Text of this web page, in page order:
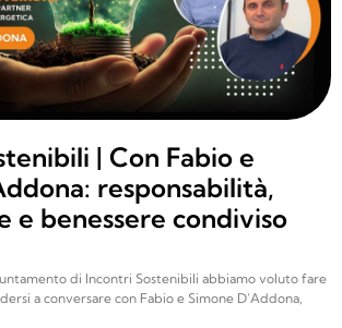
| Con Fabio e
responsabilità,
e benessere condiviso
di Incontri Sostenibili abbiamo voluto fare
a conversare con Fabio e Simone D’Addona,